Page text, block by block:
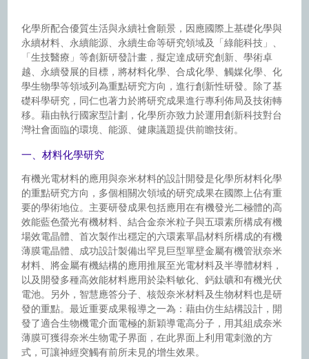
化學所配合優質生活與永續社會願景，因應國際上基礎化學與
永續材料、永續能源、永續生命等研究領域及「綠能科技」、
「生技醫療」等創新研發計畫，擬定達成研究創新、學術卓
越、永續發展的目標，將材料化學、合成化學、觸媒化學、化
學生物學等領域列為重點研究方向，進行創新性研發。除了基
礎科學研究，同仁也著力於將研究成果進行專利佈局及技術轉
移。藉由執行國家型計劃，化學所亦致力於運用創新科技對台
灣社會面臨的環境、能源、健康議題提供前瞻技術。
一、材料化學研究
有機光電材料的應用與奈米材料的設計開發是化學所材料化學
的重點研究方向，多個相關次領域的研究成果在國際上佔有重
要的學術地位。主要研發成果包括應用在有機發光二極體的高
效能藍色螢光有機材料、結合金奈米粒子與五環素所構成有機
場效電晶體、首次製作出穩定的六環素單晶材料所構成的有機
薄膜電晶體、成功設計製備出罕見巨型單壁金屬有機管狀奈米
材料、將金屬有機結構的應用推展至光電材料及半導體材料，
以及開發多種高效能材料應用於染料敏化、鈣鈦礦和有機光伏
電池。另外，智慧應答分子、核殼奈米材料及生物材料也是研
發的重點。最近重要成果報導之一為：藉由仿生結構設計，開
發了適合生物機電介面電極的新穎導電高分子，用其組成奈米
薄膜可獲得奈米生物電子界面，在此界面上利用電刺激的方
式，可讓神經突觸有前所未見的增生效果。